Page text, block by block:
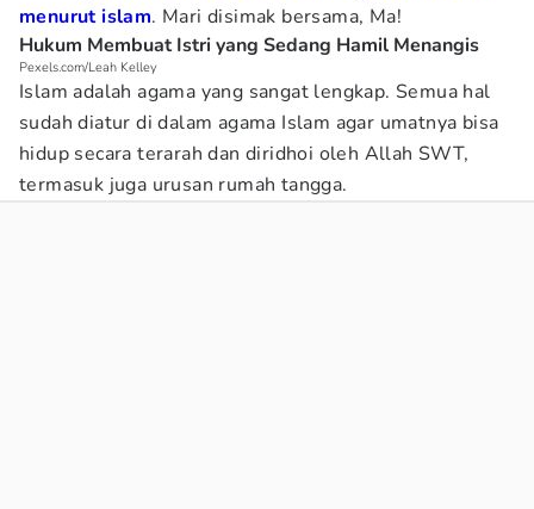
menurut islam. Mari disimak bersama, Ma!
Hukum Membuat Istri yang Sedang Hamil Menangis
Pexels.com/Leah Kelley
Islam adalah agama yang sangat lengkap. Semua hal
sudah diatur di dalam agama Islam agar umatnya bisa
hidup secara terarah dan diridhoi oleh Allah SWT,
termasuk juga urusan rumah tangga.